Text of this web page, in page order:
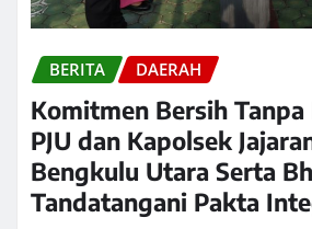
BERITA DAERAH
Komitmen Bersih
PJU dan Kapolsek
Bengkulu Utara Serta
Tandatangani Pakta